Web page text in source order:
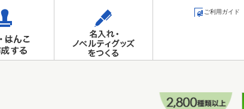
ご利用ガイド